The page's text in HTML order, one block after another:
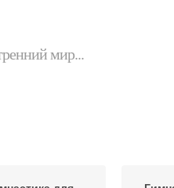
мир...